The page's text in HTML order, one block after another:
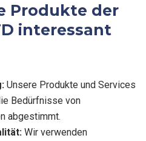
Produkte der
interessant
Unsere Produkte und Services
Bedürfnisse von
abgestimmt.
Wir verwenden